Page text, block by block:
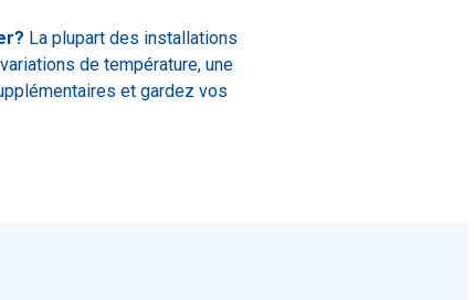
La plupart des installations
de température, une
et gardez vos